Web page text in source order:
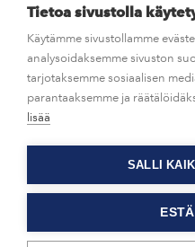
Kuvapankki
UUTISHUONE
OTA YHTEYTTÄ
© HKFoods 2026
Tietoa sivustolla
Käytämme sivustollamme
analysoidaksemme sivuston
tarjotaksemme sosiaalisen
parantaaksemme ja
lisää
SALLI